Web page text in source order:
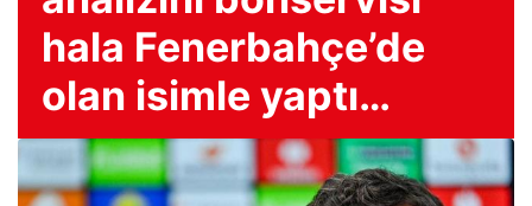
hala Fenerbahçe’de
olan isimle yaptı…